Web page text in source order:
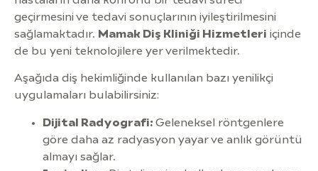
geçirmesini ve tedavi sonuçlarının iyileştirilmesini
sağlamaktadır. Mamak Diş Kliniği Hizmetleri içinde
de bu yeni teknolojilere yer verilmektedir.
Aşağıda diş hekimliğinde kullanılan bazı yenilikçi
uygulamaları bulabilirsiniz:
Dijital Radyografi: Geleneksel röntgenlere
göre daha az radyasyon yayar ve anlık görüntü
almayı sağlar.